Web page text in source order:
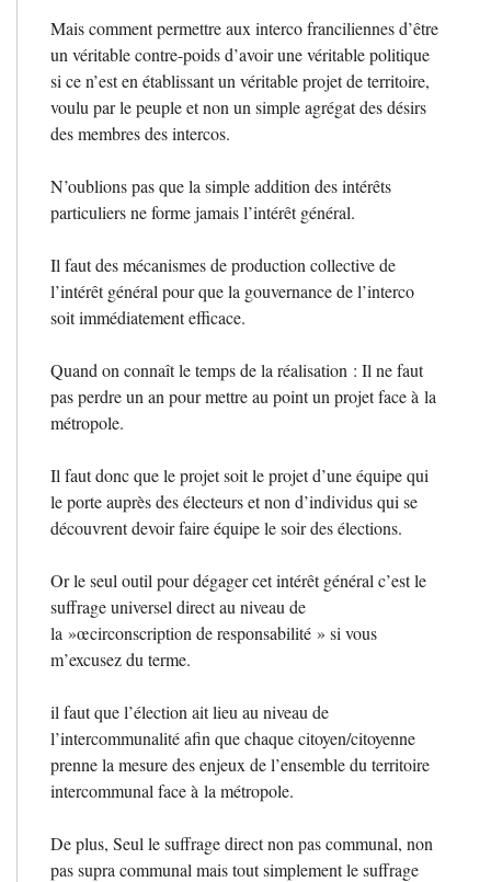
Mais comment permettre aux interco franciliennes d’être
un véritable contre-poids d’avoir une véritable politique
si ce n’est en établissant un véritable projet de territoire,
voulu par le peuple et non un simple agrégat des désirs
des membres des intercos.
N’oublions pas que la simple addition des intérêts
particuliers ne forme jamais l’intérêt général.
Il faut des mécanismes de production collective de
l’intérêt général pour que la gouvernance de l’interco
soit immédiatement efficace.
Quand on connaît le temps de la réalisation : Il ne faut
pas perdre un an pour mettre au point un projet face à la
métropole.
Il faut donc que le projet soit le projet d’une équipe qui
le porte auprès des électeurs et non d’individus qui se
découvrent devoir faire équipe le soir des élections.
Or le seul outil pour dégager cet intérêt général c’est le
suffrage universel direct au niveau de
la »œcirconscription de responsabilité » si vous
m’excusez du terme.
il faut que l’élection ait lieu au niveau de
l’intercommunalité afin que chaque citoyen/citoyenne
prenne la mesure des enjeux de l’ensemble du territoire
intercommunal face à la métropole.
De plus, Seul le suffrage direct non pas communal, non
pas supra communal mais tout simplement le suffrage